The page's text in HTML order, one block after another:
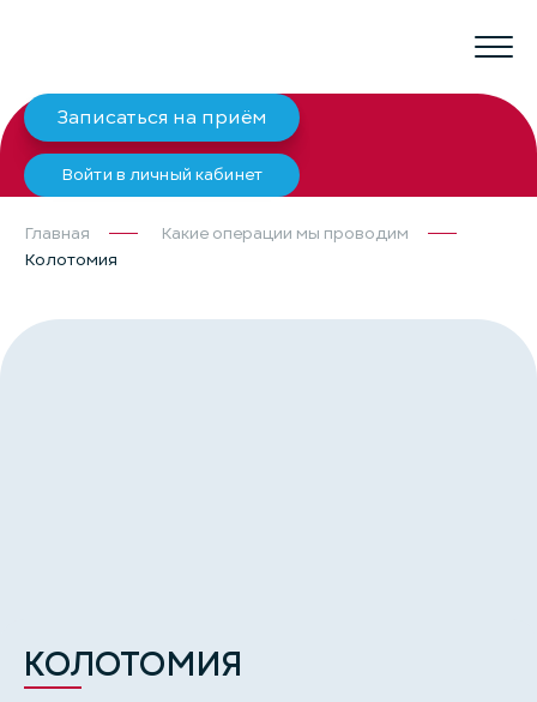
Записаться на приём
Войти в личный кабинет
Главная
Какие операции мы проводим
Колотомия
КОЛОТОМИЯ